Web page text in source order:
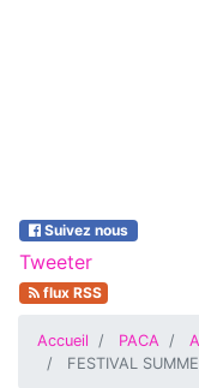
Suivez nous
Tweeter
flux RSS
Accueil PACA
FESTIVAL